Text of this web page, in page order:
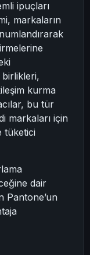
ipuçları
markaların
birlikleri,
kurma
bu tür
markaları için
tüketici
dair
Pantone’un